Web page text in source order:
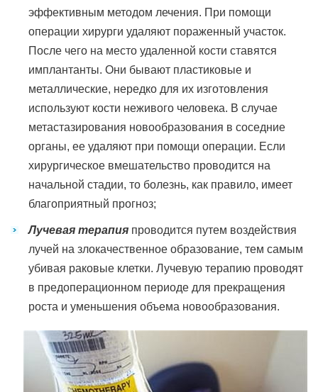
эффективным методом лечения. При помощи
операции хирурги удаляют пораженный участок.
После чего на место удаленной кости ставятся
имплантанты. Они бывают пластиковые и
металлические, нередко для их изготовления
используют кости неживого человека. В случае
метастазирования новообразования в соседние
органы, ее удаляют при помощи операции. Если
хирургическое вмешательство проводится на
начальной стадии, то болезнь, как правило, имеет
благоприятный прогноз;
Лучевая терапия проводится путем воздействия
лучей на злокачественное образование, тем самым
убивая раковые клетки. Лучевую терапию проводят
в предоперационном периоде для прекращения
роста и уменьшения объема новообразования.